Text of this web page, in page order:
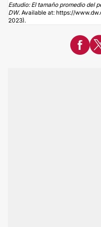
Estudio: El tamaño promedio del
DW. Available at: https://
2023).